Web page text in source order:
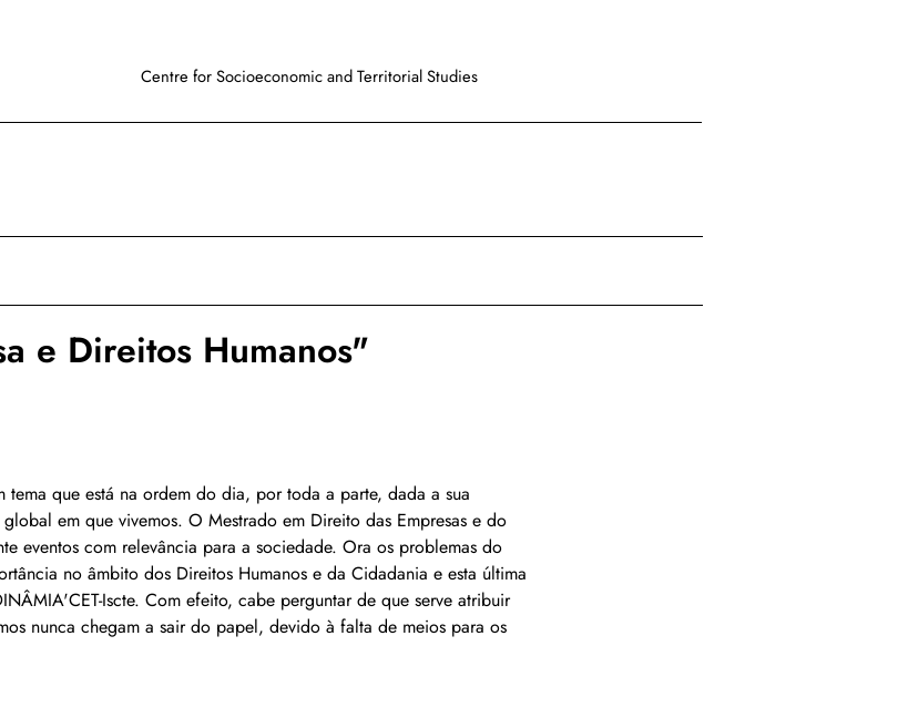
Centre for Socioeconomic and Territorial Studies
e Direitos Humanos"
tema que está na ordem do dia, por toda a parte, dada a sua
em que vivemos. O Mestrado em Direito das Empresas e do
eventos com relevância para a sociedade. Ora os problemas do
no âmbito dos Direitos Humanos e da Cidadania e esta última
Iscte. Com efeito, cabe perguntar de que serve atribuir
nunca chegam a sair do papel, devido à falta de meios para os